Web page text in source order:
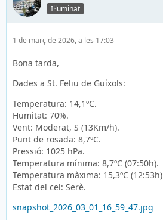
Il·luminat
1 de març de 2026, a les 17:03
Bona tarda,
Dades a St. Feliu de Guíxols:
Temperatura: 14,1ºC.
Humitat: 70%.
Vent: Moderat, S (13Km/h).
Punt de rosada: 8,7ºC.
Pressió: 1025 hPa.
Temperatura mínima: 8,7ºC (07:50h).
Temperatura màxima: 15,3ºC (12:53h)
Estat del cel: Serè.
snapshot_2026_03_01_16_59_47.jpg